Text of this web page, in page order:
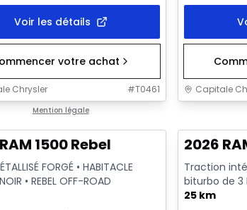
Voir les détails
votre achat
Chrysler #T0461
Mention légale
Capitale
1500 Rebel
FORGÉ • HABITACLE
• REBEL OFF-ROAD
2026
Traction
biturbo de
avec arrêt
25 km